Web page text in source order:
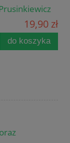
19,90 zł
do koszyka